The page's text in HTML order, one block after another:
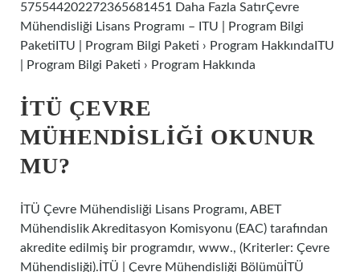
575544202272365681451 Daha Fazla SatırÇevre
Mühendisliği Lisans Programı – ITU | Program Bilgi
PaketiITU | Program Bilgi Paketi › Program HakkındaITU
| Program Bilgi Paketi › Program Hakkında
İTÜ ÇEVRE
MÜHENDISLIĞI OKUNUR
MU?
İTÜ Çevre Mühendisliği Lisans Programı, ABET
Mühendislik Akreditasyon Komisyonu (EAC) tarafından
akredite edilmiş bir programdır, www., (Kriterler: Çevre
Mühendisliği).İTÜ | Çevre Mühendisliği BölümüİTÜ